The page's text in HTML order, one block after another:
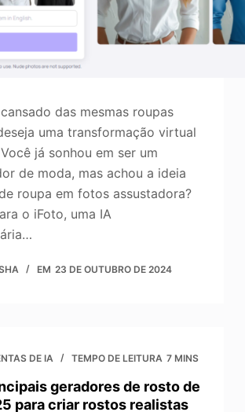
das mesmas roupas
uma transformação virtual
já sonhou em ser um
de moda, mas achou a ideia
roupa em fotos assustadora?
o iFoto, uma IA
EM 23 DE OUTUBRO DE 2024
DE IA TEMPO DE LEITURA 7 MINS
geradores de rosto de
para criar rostos realistas